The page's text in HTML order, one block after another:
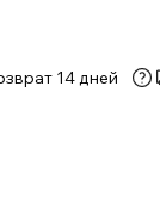
14 дней